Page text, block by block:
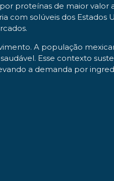
proteínas de maior valor
com solúveis dos
A população
Esse contexto
a demanda por